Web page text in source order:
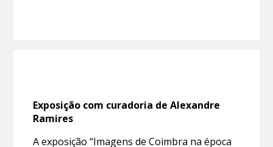
Exposição com curadoria de Alexandre
Ramires
A exposição “Imagens de Coimbra na época